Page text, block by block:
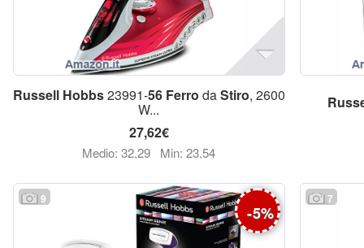
Russell Hobbs23991-56 Ferro daStiro, 2600
W...
27,62€
Medio: 32,29 Min: 23,54
9
-5%
7